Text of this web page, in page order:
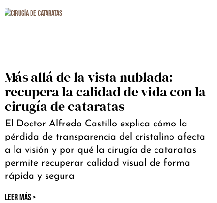
Más allá de la vista nublada:
recupera la calidad de vida con la
cirugía de cataratas
El Doctor Alfredo Castillo explica cómo la
pérdida de transparencia del cristalino afecta
a la visión y por qué la cirugía de cataratas
permite recuperar calidad visual de forma
rápida y segura
LEER MÁS >